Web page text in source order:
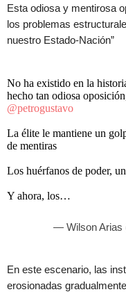
Esta odiosa y mentirosa
los problemas
nuestro Estado-Nación”
No ha existido en la
hecho tan odiosa
@petrogustavo
La élite le mantiene un
de mentiras
Los huérfanos de poder,
Y ahora, los…
— Wilson Arias
En este escenario, las
erosionadas